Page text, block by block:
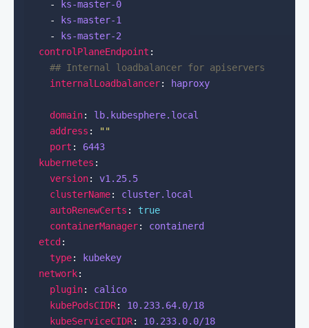
    -
ks-master-0
    -
ks-master-1
    -
ks-master-2
controlPlaneEndpoint
## Internal loadbalancer for apiservers
internalLoadbalancer: haproxy
domain: lb.kubesphere.local
address :
""
port : 6443
kubernetes
version: v1.25.5
clusterName: cluster.local
autoRenewCerts : true
containerManager: containerd
etcd
type:
kubekey
network
plugin: calico
kubePodsCIDR: 10.233.64.0/18
kubeServiceCIDR: 10.233.0.0/18